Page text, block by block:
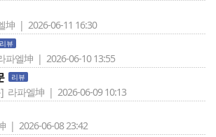
坤 | 2026-06-11 16:30
리뷰
파엘坤 | 2026-06-10 13:55
리뷰
라파엘坤 | 2026-06-09 10:13
| 2026-06-08 23:42